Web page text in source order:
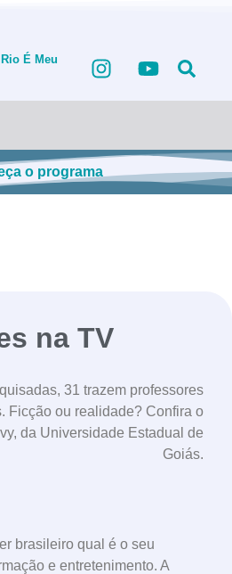
É Meu
o programa
na TV
31 trazem professores
Ficção ou realidade? Confira o
da Universidade Estadual de
Goiás.
brasileiro qual é o seu
e entretenimento. A